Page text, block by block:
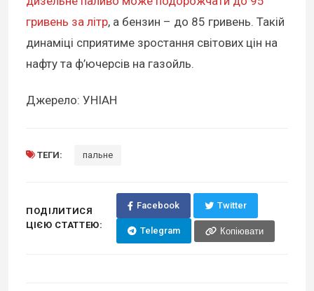
гривень за літр, а бензин – до 85 гривень. Такій
динаміці сприятиме зростання світових цін на
нафту та ф’ючерсів на газойль.
Джерело: УНІАН
ТЕГИ: пальне
ПОДІЛИТИСЯ
ЦІЄЮ СТАТТЕЮ:
Facebook Twitter
Telegram Копіювати